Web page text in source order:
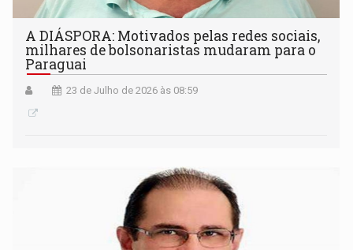
A DIÁSPORA: Motivados pelas redes sociais,
milhares de bolsonaristas mudaram para o
Paraguai
23 de Julho de 2026 às 08:59